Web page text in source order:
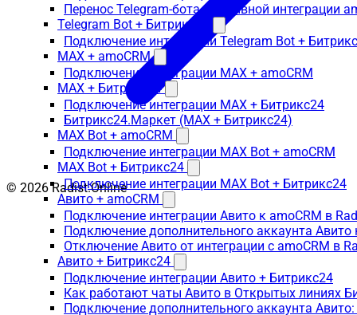
Перенос Telegram-бота с нативной интеграции
Telegram Bot + Битрикс24
Подключение интеграции Telegram Bot +
MAX + amoCRM
Подключение интеграции MAX + amoCRM
MAX + Битрикс24
Подключение интеграции MAX + Битрикс24
Битрикс24.Маркет (MAX + Битрикс24)
MAX Bot + amoCRM
Подключение интеграции MAX Bot + amoCRM
MAX Bot + Битрикс24
Подключение интеграции MAX Bot + Битрикс24
Авито + amoCRM
Подключение интеграции Авито к amoCRM в
Подключение дополнительного аккаунта Авито
Отключение Авито от интеграции с amoCRM в
Авито + Битрикс24
Подключение интеграции Авито + Битрикс24
Как работают чаты Авито в Открытых линиях
Подключение дополнительного аккаунта
© 2026 Radist.Online